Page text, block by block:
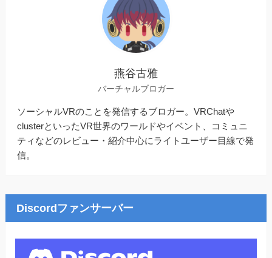
燕谷古雅
バーチャルブロガー
ソーシャルVRのことを発信するブロガー。VRChatや
clusterといったVR世界のワールドやイベント、コミュニ
ティなどのレビュー・紹介中心にライトユーザー目線で発
信。
Discordファンサーバー